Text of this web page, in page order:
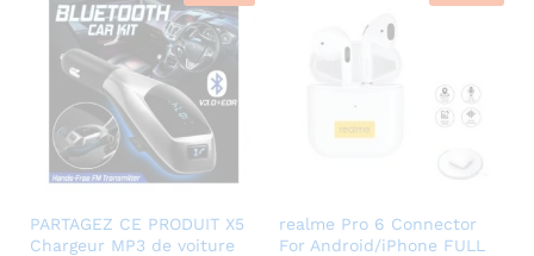
PARTAGEZ CE PRODUIT X5
Chargeur MP3 de voiture
realme Pro 6 Connector
For Android/iPhone FULL